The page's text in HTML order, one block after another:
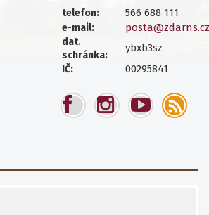
telefon: 566 688 111
e-mail: posta@zdarns.cz
dat.
schránka:
ybxb3sz
IČ: 00295841